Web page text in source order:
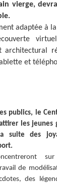
vierge,
adaptée à
architectural
et
publics, le
les jeunes
suite des
de
des